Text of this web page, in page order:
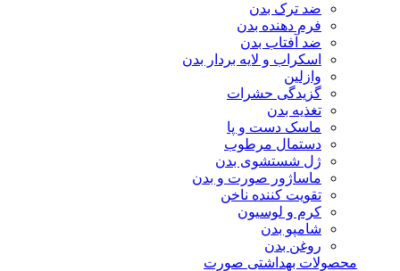
ضد ترک بدن
فرم دهنده بدن
ضد آفتاب بدن
اسکراب و لایه بردار بدن
وازلین
گزیدگی حشرات
تغذیه بدن
ماسک دست و پا
دستمال مرطوب
ژل شستشوی بدن
ماساژور صورت و بدن
تقویت کننده ناخن
کرم و لوسیون
شامپو بدن
روغن بدن
محصولات بهداشتی صورت